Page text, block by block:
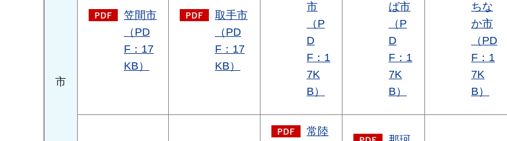
市
笠間市
（PD
F：17
KB）
取手市
（PD
F：17
KB）
市
（P
D
F：1
7K
B）
ば市
（P
D
F：1
7K
B）
ちな
か市
（PD
F：1
7K
B）
常陸